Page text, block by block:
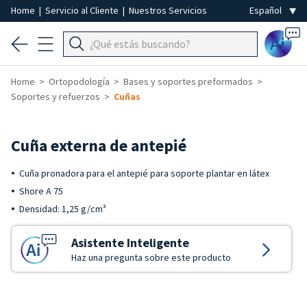
Home | Servicio al Cliente | Nuestros Servicios
Ai
Home Ortopodología
Bases y soportes preformados
Soportes y refuerzos
Cuñas
Cuña externa de antepié
Cuña pronadora para el antepié para soporte plantar en látex
Shore A 75
Densidad: 1,25 g/cm³
Asistente Inteligente
Haz una pregunta sobre este producto